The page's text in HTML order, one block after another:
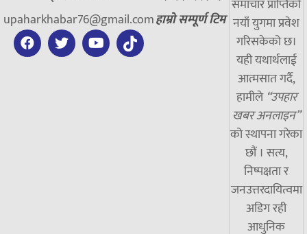
upaharkhabar76@gmail.comहाम्रो सम्पूर्ण टिम
समाचार प्राप्तिको
नयाँ युगमा प्रवेश
गरिसकेको छ।
यही यथार्थलाई
आत्मसात गर्दै,
हामीले “उपहार
खबर अनलाइन”
को स्थापना गरेका
छौं । सत्य,
निष्पक्षता र
जनउत्तरदायित्वमा
अडिग रही
आधुनिक